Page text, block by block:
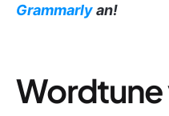
Grammarlyan!
Wordtune